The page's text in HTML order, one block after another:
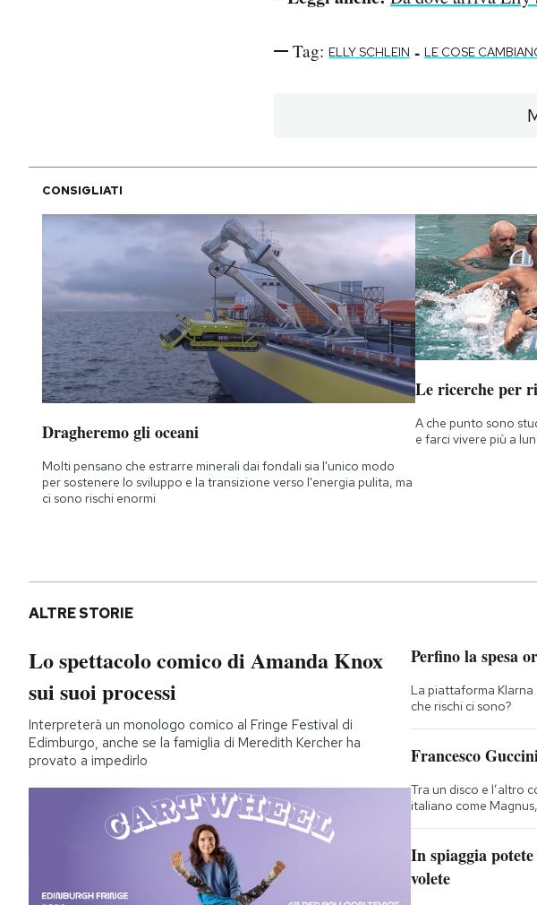
Tag: ELLY SCHLEIN - LE COSE
CONSIGLIATI
Dragheremo gli oceani
Molti pensano che estrarre minerali dai fondali sia l'unico modo
per sostenere lo sviluppo e la transizione verso l'energia pulita, ma
ci sono rischi enormi
Le ricerche per
A che punto sono
e farci vivere più a
ALTRE STORIE
Lo spettacolo comico di Amanda Knox
sui suoi processi
Interpreterà un monologo comico al Fringe Festival di
Edimburgo, anche se la famiglia di Meredith Kercher ha
provato a impedirlo
Perfino la spesa
La piattaforma Klarna
che rischi ci sono?
Francesco
Tra un disco e l’altro
italiano come
In spiaggia
volete